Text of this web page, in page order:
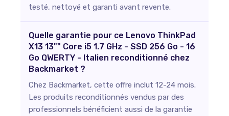
testé, nettoyé et garanti avant revente.
Quelle garantie pour ce Lenovo ThinkPad
X13 13"" Core i5 1.7 GHz - SSD 256 Go - 16
Go QWERTY - Italien reconditionné chez
Backmarket ?
Chez Backmarket, cette offre inclut 12-24 mois.
Les produits reconditionnés vendus par des
professionnels bénéficient aussi de la garantie